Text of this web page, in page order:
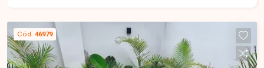
armários sendo 1 com closet e varandas,
garagem para 4 carros sendo 2 cobertos.
condomínio com portaria 24 horas, quiosque com
Cód. 46979